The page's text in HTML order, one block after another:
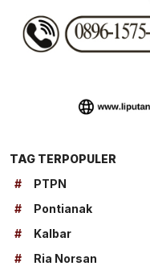
TAG TERPOPULER
#
PTPN
#
Pontianak
#
Kalbar
#
Ria Norsan